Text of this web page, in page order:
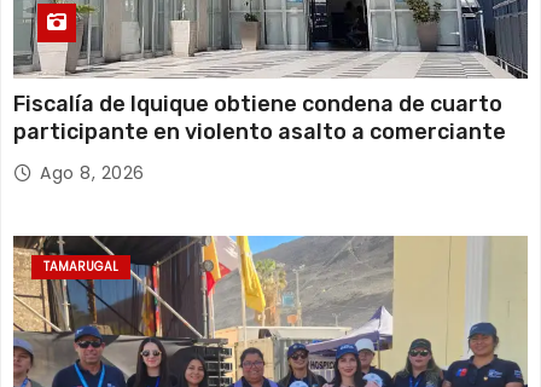
Fiscalía de Iquique obtiene condena de cuarto
participante en violento asalto a comerciante
Ago 8, 2026
TAMARUGAL